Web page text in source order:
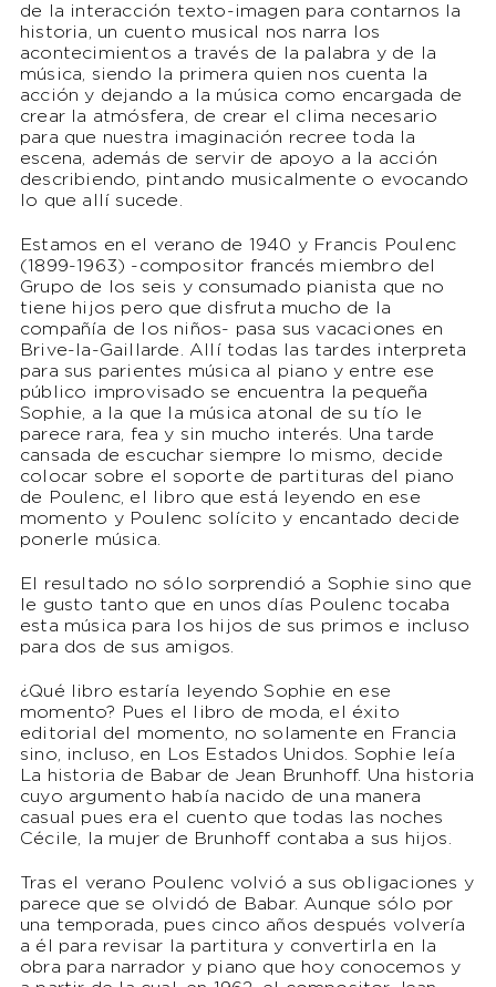
de la interacción texto-imagen para contarnos la
historia, un cuento musical nos narra los
acontecimientos a través de la palabra y de la
música, siendo la primera quien nos cuenta la
acción y dejando a la música como encargada de
crear la atmósfera, de crear el clima necesario
para que nuestra imaginación recree toda la
escena, además de servir de apoyo a la acción
describiendo, pintando musicalmente o evocando
lo que allí sucede.
Estamos en el verano de 1940 y Francis Poulenc
(1899-1963) -compositor francés miembro del
Grupo de los seis y consumado pianista que no
tiene hijos pero que disfruta mucho de la
compañía de los niños- pasa sus vacaciones en
Brive-la-Gaillarde. Allí todas las tardes interpreta
para sus parientes música al piano y entre ese
público improvisado se encuentra la pequeña
Sophie, a la que la música atonal de su tío le
parece rara, fea y sin mucho interés. Una tarde
cansada de escuchar siempre lo mismo, decide
colocar sobre el soporte de partituras del piano
de Poulenc, el libro que está leyendo en ese
momento y Poulenc solícito y encantado decide
ponerle música.
El resultado no sólo sorprendió a Sophie sino que
le gusto tanto que en unos días Poulenc tocaba
esta música para los hijos de sus primos e incluso
para dos de sus amigos.
¿Qué libro estaría leyendo Sophie en ese
momento? Pues el libro de moda, el éxito
editorial del momento, no solamente en Francia
sino, incluso, en Los Estados Unidos. Sophie leía
La historia de Babar de Jean Brunhoff. Una historia
cuyo argumento había nacido de una manera
casual pues era el cuento que todas las noches
Cécile, la mujer de Brunhoff contaba a sus hijos.
Tras el verano Poulenc volvió a sus obligaciones y
parece que se olvidó de Babar. Aunque sólo por
una temporada, pues cinco años después volvería
a él para revisar la partitura y convertirla en la
obra para narrador y piano que hoy conocemos y